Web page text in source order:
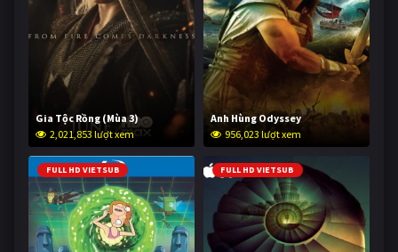
Gia Tộc Rồng (Mùa 3)
2,021,853 lượt xem
Anh Hùng Odyssey
956,023 lượt xem
FULL HD VIETSUB FULL HD VIETSUB